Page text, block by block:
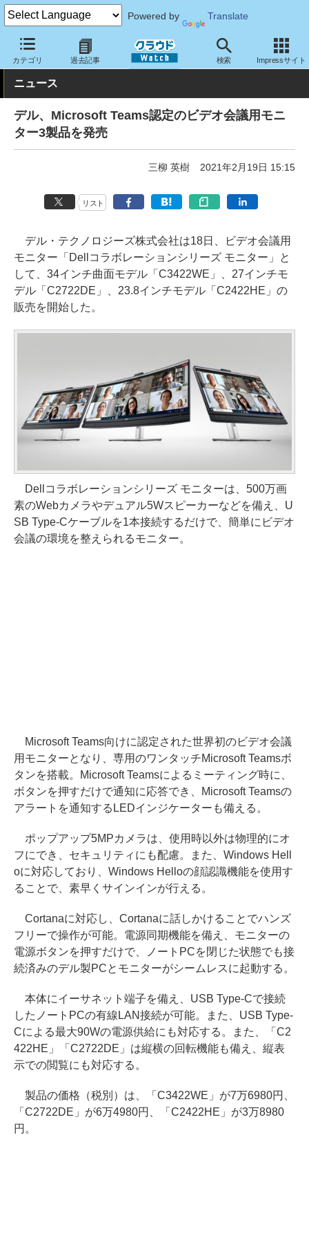
Powered by Translate
カテゴリ 過去記事 検索 Impressサイト
クラウド Watch ハード・インフラ ハードウェア 周辺機器
ニュース
デル、Microsoft Teams認定のビデオ会議用モニ
ター3製品を発売
三柳 英樹 2021年2月19日 15:15
リスト
デル・テクノロジーズ株式会社は18日、ビデオ会議用
モニター「Dellコラボレーションシリーズ モニター」と
して、34インチ曲面モデル「C3422WE」、27インチモ
デル「C2722DE」、23.8インチモデル「C2422HE」の
販売を開始した。
Dellコラボレーションシリーズ モニターは、500万画
素のWebカメラやデュアル5Wスピーカーなどを備え、U
SB Type-Cケーブルを1本接続するだけで、簡単にビデオ
会議の環境を整えられるモニター。
Microsoft Teams向けに認定された世界初のビデオ会議
用モニターとなり、専用のワンタッチMicrosoft Teamsボ
タンを搭載。Microsoft Teamsによるミーティング時に、
ボタンを押すだけで通知に応答でき、Microsoft Teamsの
アラートを通知するLEDインジケーターも備える。
ポップアップ5MPカメラは、使用時以外は物理的にオ
フにでき、セキュリティにも配慮。また、Windows Hell
oに対応しており、Windows Helloの顔認識機能を使用す
ることで、素早くサインインが行える。
Cortanaに対応し、Cortanaに話しかけることでハンズ
フリーで操作が可能。電源同期機能を備え、モニターの
電源ボタンを押すだけで、ノートPCを閉じた状態でも接
続済みのデル製PCとモニターがシームレスに起動する。
本体にイーサネット端子を備え、USB Type-Cで接続
したノートPCの有線LAN接続が可能。また、USB Type-
Cによる最大90Wの電源供給にも対応する。また、「C2
422HE」「C2722DE」は縦横の回転機能も備え、縦表
示での閲覧にも対応する。
製品の価格（税別）は、「C3422WE」が7万6980円、
「C2722DE」が6万4980円、「C2422HE」が3万8980
円。